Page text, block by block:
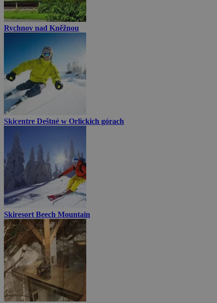
Rychnov nad Kněžnou
Skicentre Deštné w Orlickich górach
Skiresort Beech Mountain